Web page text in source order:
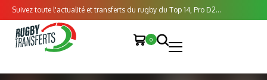
Suivez toute l'actualité et transferts du rugby du Top 14, Pro D2...
0